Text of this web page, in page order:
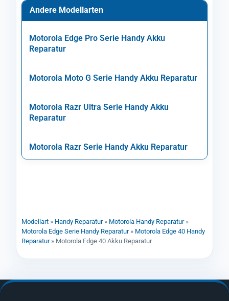
Andere Modellarten
Motorola Edge Pro Serie Handy Akku
Reparatur
Motorola Moto G Serie Handy Akku Reparatur
Motorola Razr Ultra Serie Handy Akku
Reparatur
Motorola Razr Serie Handy Akku Reparatur
Modellart » Handy Reparatur» Motorola Handy Reparatur»
Motorola Edge Serie Handy Reparatur» Motorola Edge 40 Handy
Reparatur» Motorola Edge 40 Akku Reparatur